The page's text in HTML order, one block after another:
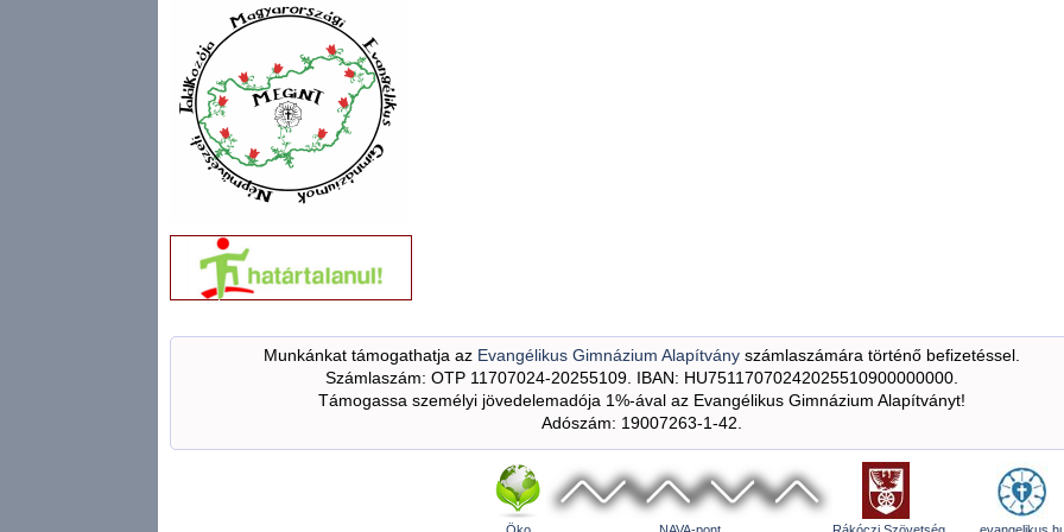
Munkánkat támogathatja az Evangélikus Gimnázium Alapítványszámlaszámára történő befizetéssel.
Számlaszám: OTP 11707024-20255109. IBAN: HU75117070242025510900000000.
Támogassa személyi jövedelemadója 1%-ával az Evangélikus Gimnázium Alapítványt!
Adószám: 19007263-1-42.